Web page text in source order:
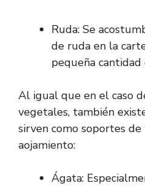
Ruda: Se
de ruda en la
pequeña cantidad
Al igual que en el caso
vegetales, también
sirven como soportes
aojamiento:
Ágata: